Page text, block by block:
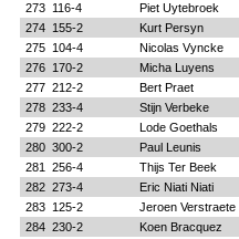
273 116-4
Piet Uytebroek
274 155-2
Kurt Persyn
275 104-4
Nicolas Vyncke
276 170-2
Micha Luyens
277 212-2
Bert Praet
278 233-4
Stijn Verbeke
279 222-2
Lode Goethals
280 300-2
Paul Leunis
281
256-4
Thijs Ter Beek
282 273-4
Eric Niati Niati
283 125-2
Jeroen Verstraete
284 230-2
Koen Bracquez